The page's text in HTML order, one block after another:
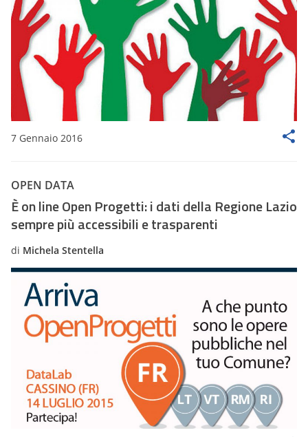
7 Gennaio 2016
OPEN DATA
È on line Open Progetti: i dati della Regione Lazio
sempre più accessibili e trasparenti
di Michela Stentella